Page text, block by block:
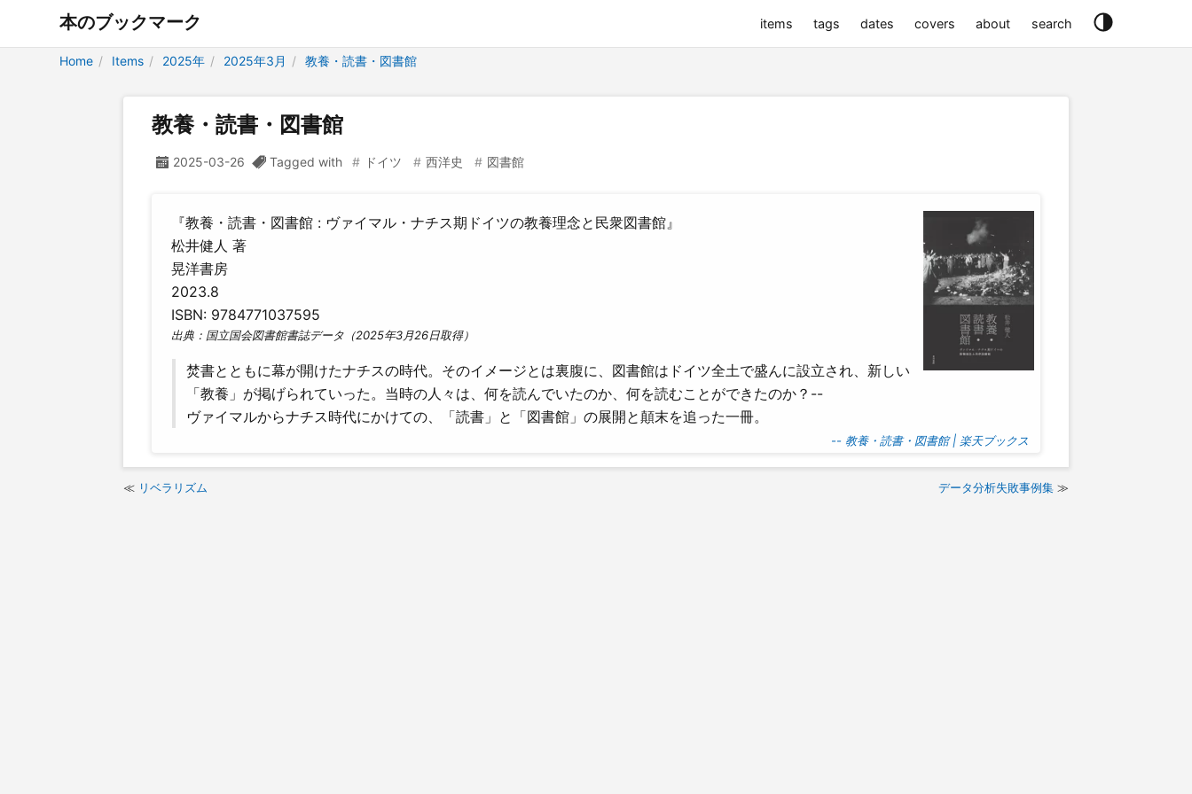
本のブックマーク items tags dates covers about search
Home Items 2025年 2025年3月 教養・読書・図書館
教養・読書・図書館
2025-03-26 Tagged with ドイツ 西洋史 図書館
『教養・読書・図書館 : ヴァイマル・ナチス期ドイツの教養理念と民衆図書館』
松井健人 著
晃洋書房
2023.8
ISBN: 9784771037595
出典：国立国会図書館書誌データ（2025年3月26日取得）
焚書とともに幕が開けたナチスの時代。そのイメージとは裏腹に、図書館はドイツ全土で盛んに設立され、新しい
「教養」が掲げられていった。当時の人々は、何を読んでいたのか、何を読むことができたのか？--
ヴァイマルからナチス時代にかけての、「読書」と「図書館」の展開と顛末を追った一冊。
-- 教養・読書・図書館 | 楽天ブックス
リベラリズム データ分析失敗事例集